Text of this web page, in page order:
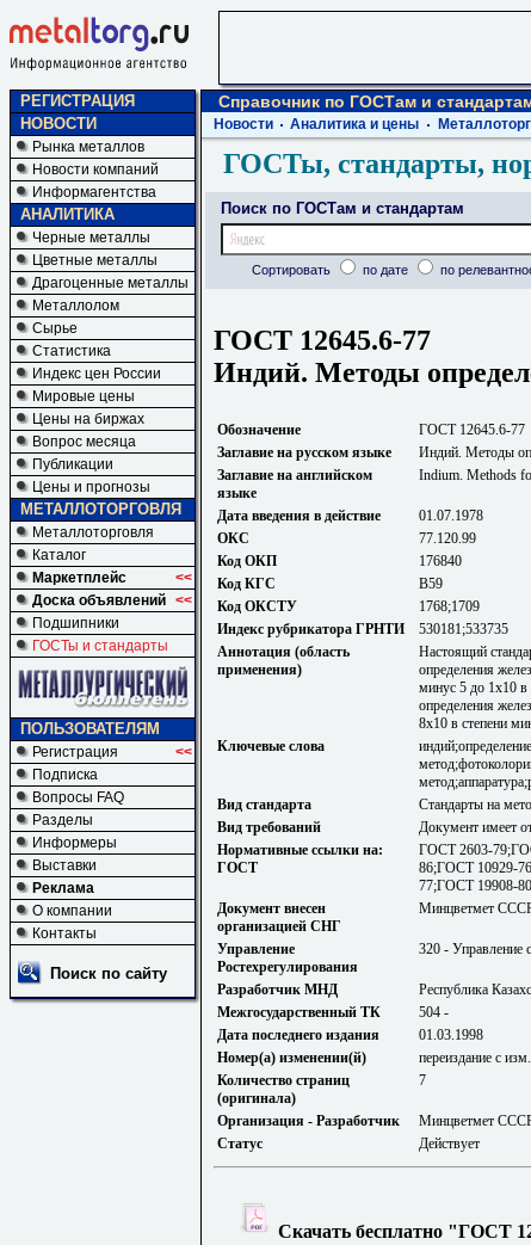
РЕГИСТРАЦИЯ
НОВОСТИ
Рынка металлов
Новости компаний
Информагентства
АНАЛИТИКА
Черные металлы
Цветные металлы
Драгоценные металлы
Металлолом
Сырье
Статистика
Индекс цен России
Мировые цены
Цены на биржах
Вопрос месяца
Публикации
Цены и прогнозы
МЕТАЛЛОТОРГОВЛЯ
Металлоторговля
Каталог
Маркетплейс
<<
Доска объявлений <<
Подшипники
ГОСТы и стандарты
ПОЛЬЗОВАТЕЛЯМ
Регистрация
<<
Подписка
Вопросы FAQ
Разделы
Информеры
Выставки
Реклама
О компании
Контакты
Поиск по сайту
Справочник по ГОСТам и
Новости Аналитика и цены
ГОСТы, стандарты,
Поиск по ГОСТам и стандартам
Сортировать по дате по
ГОСТ 12645.6-77
Индий. Методы
Обозначение
ГОСТ 12645.6-77
Заглавие на русском языке
Индий. Методы
Заглавие на английском
языке
Indium. Methods
Дата введения в действие
01.07.1978
ОКС
77.120.99
Код ОКП
176840
Код КГС
В59
Код ОКСТУ
1768;1709
Индекс рубрикатора ГРНТИ
530181;533735
Аннотация (область
применения)
Настоящий
определения
минус 5 до 1х10 в
определения
8х10 в степени
Ключевые слова
Вид стандарта
Стандарты на
Вид требований
Документ имеет
Нормативные ссылки на:
ГОСТ
ГОСТ 2603-
86;ГОСТ 10929-
77;ГОСТ 19908-
Документ внесен
организацией СНГ
Минцветмет
Управление
Ростехрегулирования
320 - Управление
Разработчик МНД
Республика
Межгосударственный ТК
504 -
Дата последнего издания
01.03.1998
Номер(а) изменении(й)
переиздание с
Количество страниц
(оригинала)
7
Организация - Разработчик
Минцветмет
Статус
Действует
Скачать бесплатно "ГОСТ